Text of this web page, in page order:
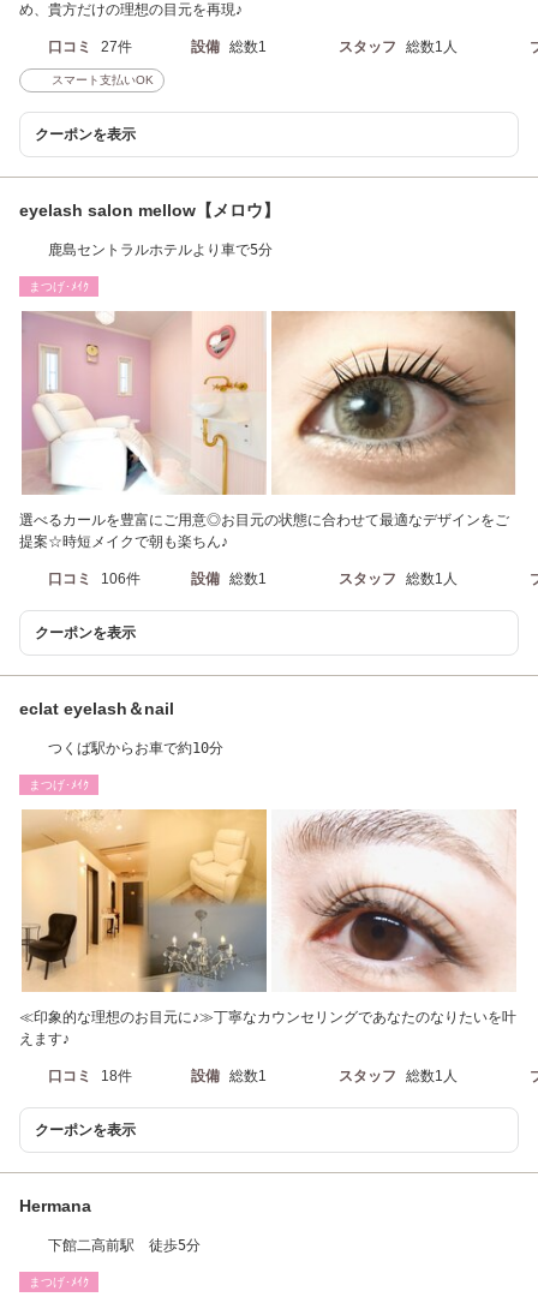
め、貴方だけの理想の目元を再現♪
口コミ 27件 設備 総数1 スタッフ 総数1人
スマート支払いOK
クーポンを表示
eyelash salon mellow【メロウ】
鹿島セントラルホテルより車で5分
まつげ･ﾒｲｸ
選べるカールを豊富にご用意◎お目元の状態に合わせて最適なデザインをご
提案☆時短メイクで朝も楽ちん♪
口コミ 106件 設備 総数1 スタッフ 総数1人
クーポンを表示
eclat eyelash＆nail
つくば駅からお車で約10分
まつげ･ﾒｲｸ
≪印象的な理想のお目元に♪≫丁寧なカウンセリングであなたのなりたいを叶
えます♪
口コミ 18件 設備 総数1 スタッフ 総数1人
クーポンを表示
Hermana
下館二高前駅 徒歩5分
まつげ･ﾒｲｸ